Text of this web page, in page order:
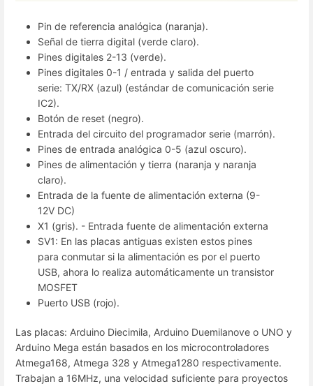
Pin de referencia analógica (naranja).
Señal de tierra digital (verde claro).
Pines digitales 2-13 (verde).
Pines digitales 0-1 / entrada y salida del puerto
serie: TX/RX (azul) (estándar de comunicación serie
IC2).
Botón de reset (negro).
Entrada del circuito del programador serie (marrón).
Pines de entrada analógica 0-5 (azul oscuro).
Pines de alimentación y tierra (naranja y naranja
claro).
Entrada de la fuente de alimentación externa (9-
12V DC)
X1 (gris). - Entrada fuente de alimentación externa
SV1: En las placas antiguas existen estos pines
para conmutar si la alimentación es por el puerto
USB, ahora lo realiza automáticamente un transistor
MOSFET
Puerto USB (rojo).
Las placas: Arduino Diecimila, Arduino Duemilanove o UNO y
Arduino Mega están basados en los microcontroladores
Atmega168, Atmega 328 y Atmega1280 respectivamente.
Trabajan a 16MHz, una velocidad suficiente para proyectos